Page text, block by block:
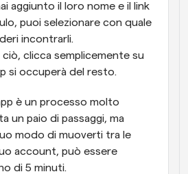
puoi selezionare con quale
incontrarli.
clicca semplicemente su
si occuperà del resto.
è un processo molto
un paio di passaggi, ma
modo di muoverti tra le
account, può essere
di 5 minuti.